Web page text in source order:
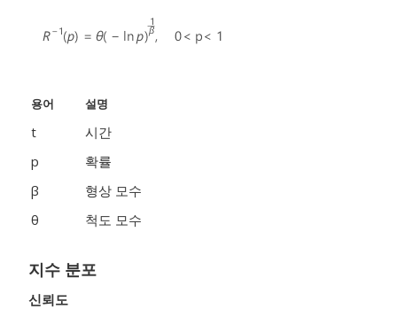
용어 설명
t
시간
p
확률
β
형상 모수
θ
척도 모수
지수 분포
신뢰도